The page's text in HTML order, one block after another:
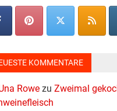
KOMMENTARE
Rowezu Zweimal